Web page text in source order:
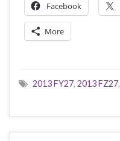
Facebook
More
2013 FY27, 2013 FZ27,